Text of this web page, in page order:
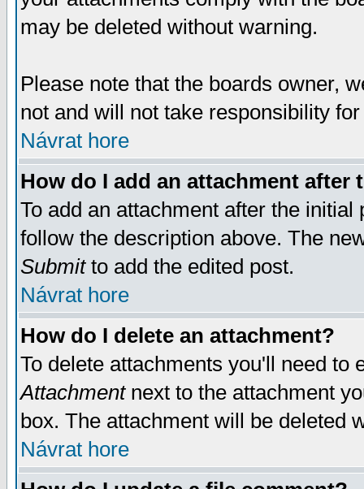
may be deleted without warning.
Please note that the boards owner,
not and will not take responsibility
Návrat hore
How do I add an attachment after
To add an attachment after the
follow the description above. The
Submitto add the edited post.
Návrat hore
How do I delete an attachment?
To delete attachments you'll need
Attachmentnext to the attachment
box. The attachment will be deleted
Návrat hore